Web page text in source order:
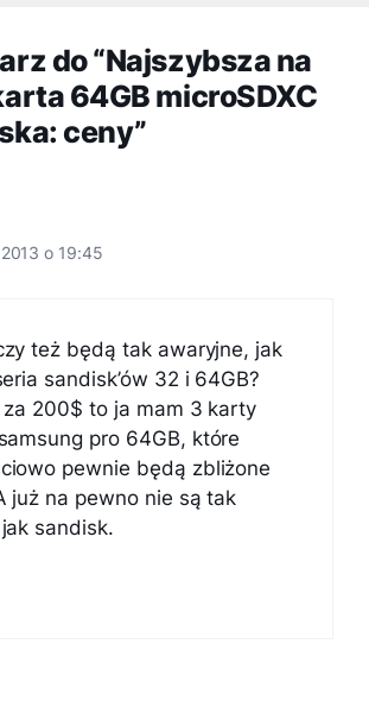
do “Najszybsza na
64GB microSDXC
ceny”
o 19:45
też będą tak awaryjne, jak
sandisk’ów 32 i 64GB?
za 200$ to ja mam 3 karty
pro 64GB, które
pewnie będą zbliżone
już na pewno nie są tak
sandisk.